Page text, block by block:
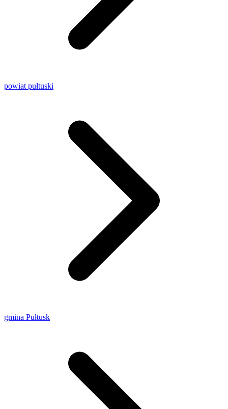
powiat pułtuski
gmina Pułtusk